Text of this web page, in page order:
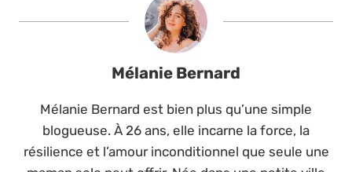
Mélanie Bernard
Mélanie Bernard est bien plus qu’une simple
blogueuse. À 26 ans, elle incarne la force, la
résilience et l’amour inconditionnel que seule une